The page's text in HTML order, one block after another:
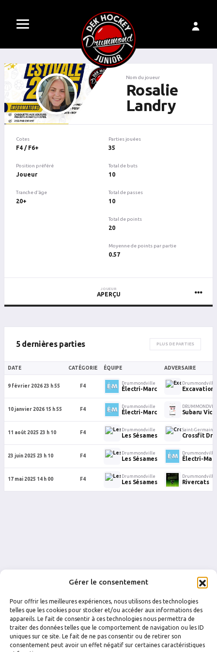
Gérer le consentement
Pour offrir les meilleures expériences, nous utilisons des technologies
telles que les cookies pour stocker et/ou accéder aux informations des
appareils. Le fait de consentir à ces technologies nous permettra de
traiter des données telles que le comportement de navigation ou les ID
uniques sur ce site. Le fait de ne pas consentir ou de retirer son
consentement peut avoir un effet négatif sur certaines caractéristiques
Nom du joueur
Rosalie
Landry
Cotes
F4 / F6+
Position préféré
Joueur
Tranche d'âge
20+
Parties jouées
35
Total de buts
10
Total de passes
10
Total de points
20
Moyenne de points par partie
0.57
JOUEUR
APERÇU
5 dernières parties PLUS DE PARTIES
DATE CATÉGORIE ÉQUIPE ADVERSAIRE
9 février 2026 23 h 55 F4
Drummondville
Électri-Marc
Drummondville
10 janvier 2026 15 h 55 F4
Drummondville
Électri-Marc Subaru
11 août 2025 23 h 10 F4
Drummondville
Les Sésames
Saint-Germain
Crossfit
23 juin 2025 23 h 10 F4
Drummondville
Les Sésames
Drummondville
Électri-Marc
17 mai 2025 14 h 00 F4
Drummondville
Les Sésames
Drummondville
Rivercats
FACEBOOK INSTAGRAM